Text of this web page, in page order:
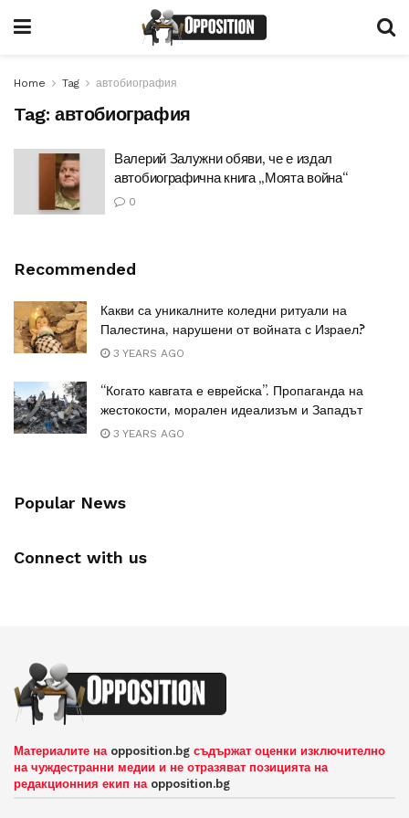
Home Tag автобиография
Tag: автобиография
Валерий Залужни обяви, че е издал
автобиографична книга „Моята война“
0
Recommended
Какви са уникалните коледни ритуали на
Палестина, нарушени от войната с Израел?
3 YEARS AGO
“Когато кавгата е еврейска”. Пропаганда на
жестокости, морален идеализъм и Западът
3 YEARS AGO
Popular News
Connect with us
Материалите на opposition.bg съдържат оценки изключително
на чуждестранни медии и не отразяват позицията на
редакционния екип на opposition.bg